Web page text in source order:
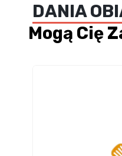
DANIA
Mogą Cię